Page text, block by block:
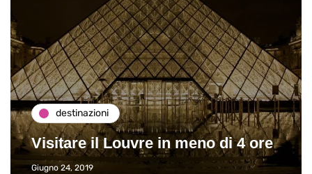
destinazioni
Visitare il Louvre in meno di 4 ore
Giugno 24, 2019